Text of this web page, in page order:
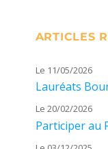
ARTICLES
Le 11/05/2026
Lauréats
Le 20/02/2026
Participer au